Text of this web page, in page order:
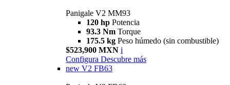
Panigale V2 MM93
120 hp Potencia
93.3 Nm Torque
175.5 kg Peso húmedo (sin combustible)
$523,900 MXN i
Configura Descubre más
new V2 FB63